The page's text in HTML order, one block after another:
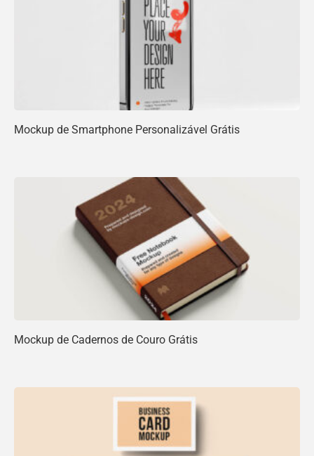
Mockup de Smartphone Personalizável Grátis
Mockup de Cadernos de Couro Grátis